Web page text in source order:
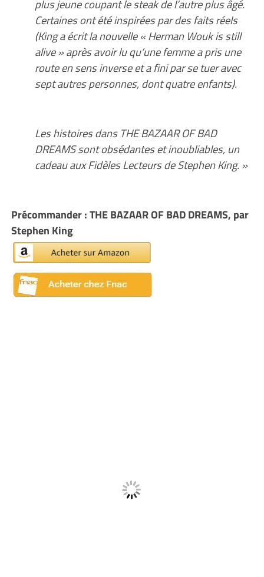
plus jeune coupant le steak de l’autre plus âgé.
Certaines ont été inspirées par des faits réels
(King a écrit la nouvelle « Herman Wouk is still
alive » après avoir lu qu’une femme a pris une
route en sens inverse et a fini par se tuer avec
sept autres personnes, dont quatre enfants).
Les histoires dans THE BAZAAR OF BAD
DREAMS sont obsédantes et inoubliables, un
cadeau aux Fidèles Lecteurs de Stephen King. »
Précommander : THE BAZAAR OF BAD DREAMS, par
Stephen King